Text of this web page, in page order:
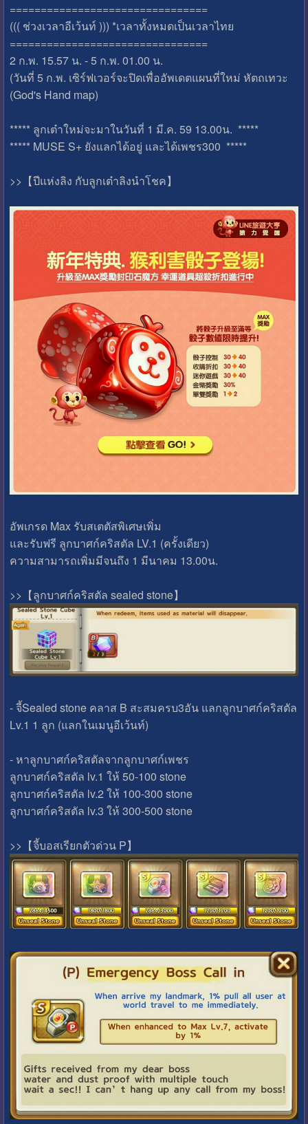
================================
((( ช่วงเวลาอีเว้นท์ ))) *เวลาทั้งหมดเป็นเวลาไทย
================================
2 ก.พ. 15.57 น. - 5 ก.พ. 01.00 น.
(วันที่ 5 ก.พ. เซิร์ฟเวอร์จะปิดเพื่ออัพเดตแผนที่ใหม่ หัตถเทวะ
(God's Hand map)
***** ลูกเต๋าใหม่จะมาในวันที่ 1 มี.ค. 59 13.00น. *****
***** MUSE S+ ยังแลกได้อยู่ และได้เพชร300 *****
>>【ปีแห่งลิง กับลูกเต๋าลิงนำโชค】
อัพเกรด Max รับสเตตัสพิเศษเพิ่ม
และรับฟรี ลูกบาศก์คริสตัล LV.1 (ครั้งเดียว)
ความสามารถเพิ่มมีจนถึง 1 มีนาคม 13.00น.
>>【ลูกบาศก์คริสตัล sealed stone】
- จี้Sealed stone คลาส B สะสมครบ3อัน แลกลูกบาศก์คริสตัล
Lv.1 1 ลูก (แลกในเมนูอีเว้นท์)
- หาลูกบาศก์คริสตัลจากลูกบาศก์เพชร
ลูกบาศก์คริสตัล lv.1 ให้ 50-100 stone
ลูกบาศก์คริสตัล lv.2 ให้ 100-300 stone
ลูกบาศก์คริสตัล lv.3 ให้ 300-500 stone
>>【จี้บอสเรียกตัวด่วน P】